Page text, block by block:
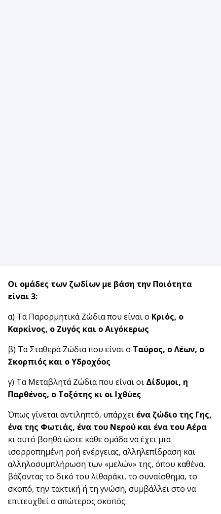
Οι ομάδες των ζωδίων με βάση την Ποιότητα
είναι 3:
α) Τα Παρορμητικά Ζώδια που είναι ο Κριός, ο
Καρκίνος, ο Ζυγός και ο Αιγόκερως
β) Τα Σταθερά Ζώδια που είναι ο Ταύρος, ο Λέων, ο
Σκορπιός και ο Υδροχόος
γ) Τα Μεταβλητά Ζώδια που είναι οι Δίδυμοι, η
Παρθένος, ο Τοξότης κι οι Ιχθύες
Όπως γίνεται αντιληπτό, υπάρχει ένα ζώδιο της Γης,
ένα της Φωτιάς, ένα του Νερού και ένα του Αέρα
κι αυτό βοηθά ώστε κάθε ομάδα να έχει μια
ισορροπημένη ροή ενέργειας, αλληλεπίδραση και
αλληλοσυμπλήρωση των «μελών» της, όπου καθένα,
βάζοντας το δικό του λιθαράκι, το συναίσθημα, το
σκοπό, την τακτική ή τη γνώση, συμβάλλει στο να
επιτευχθεί ο απώτερος σκοπός.